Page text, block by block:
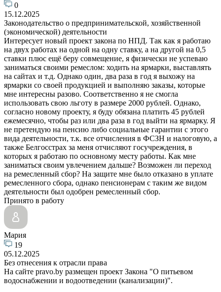
0
15.12.2025
Законодательство о предпринимательской, хозяйственной
(экономической) деятельности
Интересует новый проект закона по НПД. Так как я работаю
на двух работах на одной на одну ставку, а на другой на 0,5
ставки плюс ещё беру совмещение, я физически не успеваю
заниматься своими ремеслом: ходить на ярмарки, выставлять
на сайтах и т.д. Однако один, два раза в год я выхожу на
ярмарки со своей продукцией и выполняю заказы, которые
мне интересны разово. Соответственно я не смогла
использовать свою льготу в размере 2000 рублей. Однако,
согласно новому проекту, я буду обязана платить 45 рублей
ежемесячно, чтобы раз или два раза в год выйти на ярмарку. Я
не претендую на пенсию либо социальные гарантии с этого
вида деятельности, т.к. все отчисления в ФСЗН и налоговую, а
также Белгосстрах за меня отчисляют госучреждения, в
которых я работаю по основному месту работы. Как мне
заниматься своим увлечением дальше? Возможен ли переход
на ремесленный сбор? На защите мне было отказано в уплате
ремесленного сбора, однако пенсионерам с таким же видом
деятельности был одобрен ремесленный сбор.
Принято в работу
Мария
19
05.12.2025
Без отнесения к отрасли права
На сайте pravo.by размещен проект Закона "О питьевом
водоснабжении и водоотведении (канализации)".